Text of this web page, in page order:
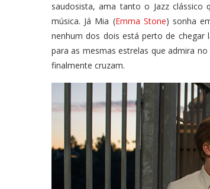
saudosista, ama tanto o Jazz
música. Já Mia (Emma Stone) sonha
nenhum dos dois está perto de chegar
para as mesmas estrelas que admira
finalmente cruzam.